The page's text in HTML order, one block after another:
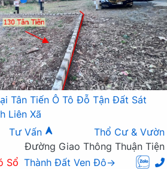
Tân Tiến Ô Tô Đỗ Tận Đất Sát
Liên Xã
Tư Vấn
Thổ Cư & Vườn
Đường Giao Thông Thuận Tiện
Sổ Thành Đất Ven Đô→